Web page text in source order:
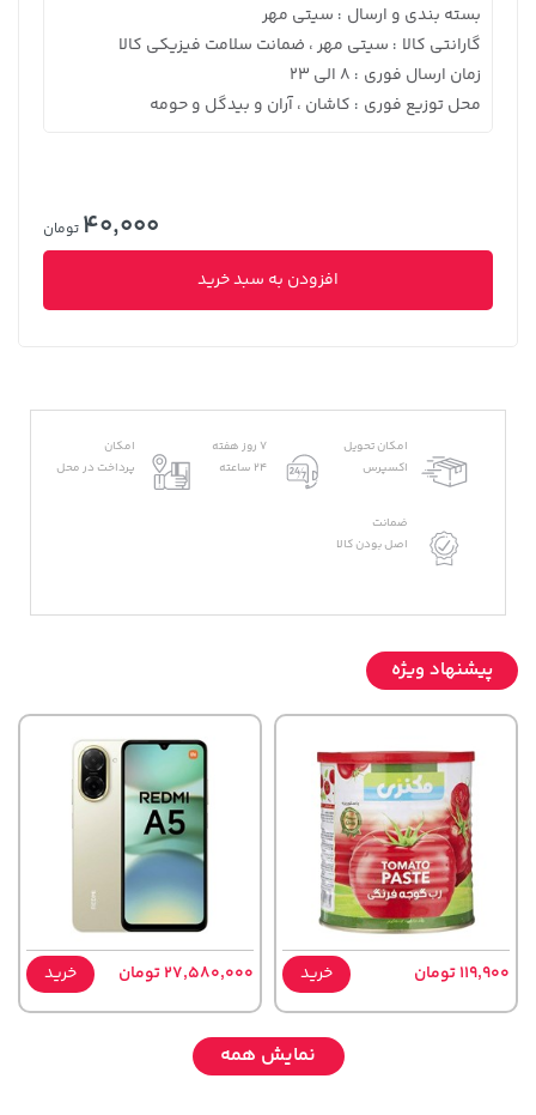
بسته بندی و ارسال : سیتی مهر
گارانتی کالا : سیتی مهر ، ضمانت سلامت فیزیکی کالا
زمان ارسال فوری : 8 الی 23
محل توزیع فوری : کاشان ، آران و بیدگل و حومه
40,000 تومان
افزودن به سبد خرید
امکان تحویل
اکسپرس
7 روز هفته
24 ساعته
امکان
پرداخت در محل
ضمانت
اصل بودن کالا
پیشنهاد ویژه
119,900 تومان خرید 27,580,000 تومان خرید
نمایش همه